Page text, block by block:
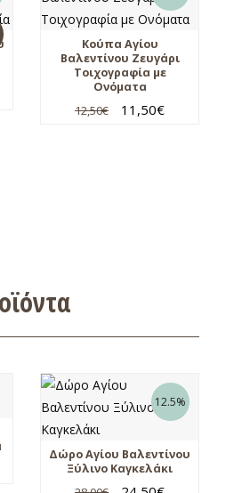
Κούπα Αγίου
Βαλεντίνου Ζευγάρι
Τοιχογραφία με
Ονόματα
12,50€ 11,50€
12.5%
Δώρο Αγίου Βαλεντίνου
Ξύλινο Καγκελάκι